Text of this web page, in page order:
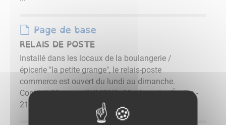
Page de base
RELAIS DE POSTE
Installé dans les locaux de la boulangerie /
épicerie "la petite grange", le relais-poste
commerce est ouvert du lundi au dimanche.
Contact Maureen DUMONT 11, place des Écoles -
21150 ...